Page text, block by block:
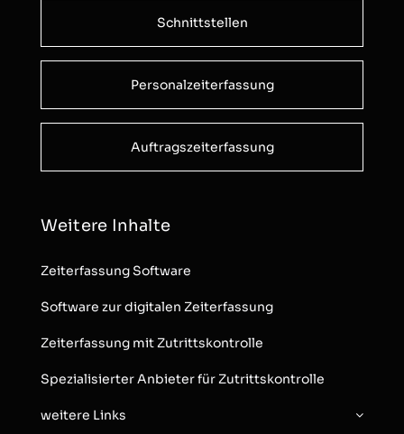
Schnittstellen
Personalzeiterfassung
Auftragszeiterfassung
Weitere Inhalte
Zeiterfassung Software
Software zur digitalen Zeiterfassung
Zeiterfassung mit Zutrittskontrolle
Spezialisierter Anbieter für Zutrittskontrolle
weitere Links